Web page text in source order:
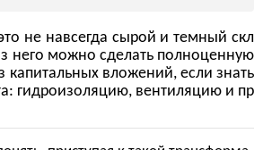
не навсегда сырой и темный скл
него можно сделать полноценную
капитальных вложений, если знать
гидроизоляцию, вентиляцию и пр